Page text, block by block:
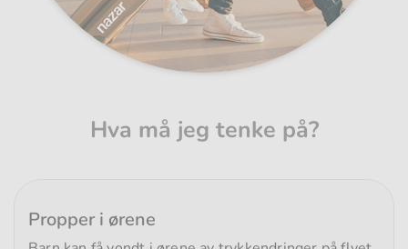
Hva må jeg tenke på?
Propper i ørene